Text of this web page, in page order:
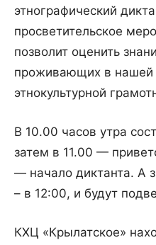
этнографический
просветительское
позволит оценить
проживающих в нашей
этнокультурной
В 10.00 часов утра
затем в 11.00 —
— начало диктанта. А
– в 12:00, и будут
КХЦ «Крылатское»